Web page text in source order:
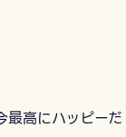
最高にハッピーだ